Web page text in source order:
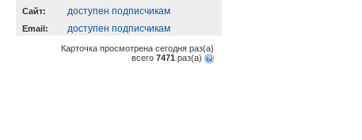
Cайт: доступен подписчикам
Email: доступен подписчикам
Карточка просмотрена сегодня раз(a)
всего 7471 раз(a)